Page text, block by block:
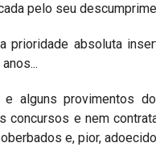
pelo seu
absoluta
alguns provimentos
concursos e nem
e, pior,